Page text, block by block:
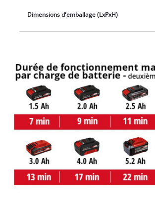
Dimensions d'emballage (LxPxH)